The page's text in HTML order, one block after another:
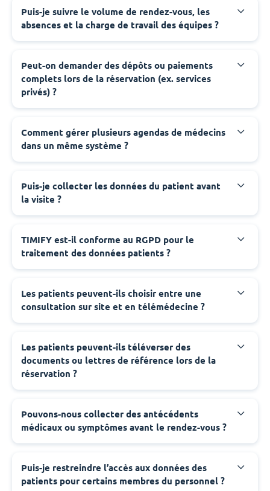
Puis-je suivre le volume de rendez-vous, les
absences et la charge de travail des équipes ?
Peut-on demander des dépôts ou paiements
complets lors de la réservation (ex. services
privés) ?
Comment gérer plusieurs agendas de médecins
dans un même système ?
Puis-je collecter les données du patient avant
la visite ?
TIMIFY est-il conforme au RGPD pour le
traitement des données patients ?
Les patients peuvent-ils choisir entre une
consultation sur site et en télémédecine ?
Les patients peuvent-ils téléverser des
documents ou lettres de référence lors de la
réservation ?
Pouvons-nous collecter des antécédents
médicaux ou symptômes avant le rendez-vous ?
Puis-je restreindre l’accès aux données des
patients pour certains membres du personnel ?